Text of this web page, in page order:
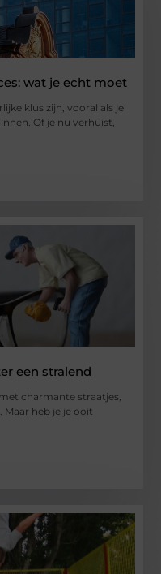
wat je echt moet
klus zijn, vooral als je
Of je nu verhuist,
een stralend
charmante straatjes,
heb je je ooit